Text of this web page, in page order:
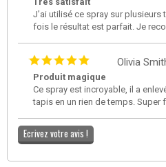
J’ai utilisé ce spray sur
fois le résultat est parfait. Je
Olivia
Produit magique
Ce spray est incroyable, il a
tapis en un rien de temps. Super
Ecrivez votre avis !